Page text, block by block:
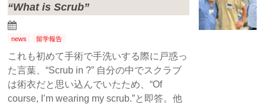
“What is Scrub”
news 留学報告
これも初めて手術で手洗いする際に戸惑っ
た言葉、“Scrub in ?” 自分の中でスクラブ
は術衣だと思い込んでいたため、“Of
course, I’m wearing my scrub.”と即答。他